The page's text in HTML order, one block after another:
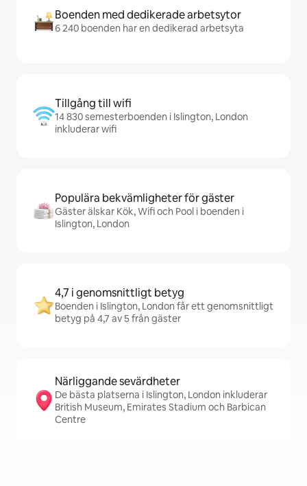
Boenden med dedikerade arbetsytor
6 240 boenden har en dedikerad arbetsyta
Tillgång till wifi
14 830 semesterboenden i Islington, London
inkluderar wifi
Populära bekvämligheter för gäster
Gäster älskar Kök, Wifi och Pool i boenden i
Islington, London
4,7 i genomsnittligt betyg
Boenden i Islington, London får ett genomsnittligt
betyg på 4,7 av 5 från gäster
Närliggande sevärdheter
De bästa platserna i Islington, London inkluderar
British Museum, Emirates Stadium och Barbican
Centre